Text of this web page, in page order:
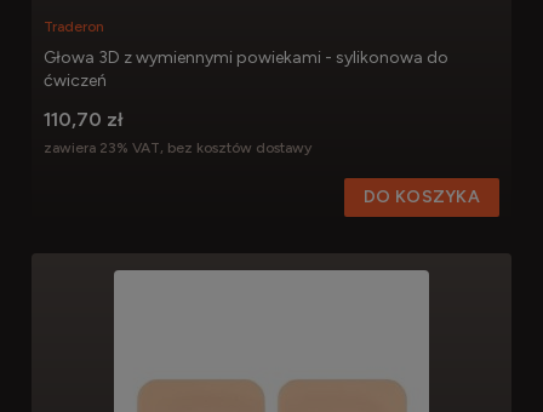
Głowa 3D z wymiennymi powiekami - sylikonowa do
ćwiczeń
Traderon
110,70 zł
zawiera 23% VAT, bez kosztów dostawy
DO KOSZYKA